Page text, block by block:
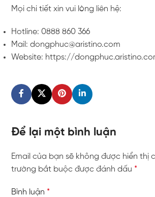
Mọi chi tiết xin vui lòng liên hệ:
Hotline: 0888 860 366
Mail: dongphuc@aristino.com
Website: https://
Để lại một bình luận
Email của bạn sẽ không được hiển thị
trường bắt buộc được đánh dấu *
Bình luận *